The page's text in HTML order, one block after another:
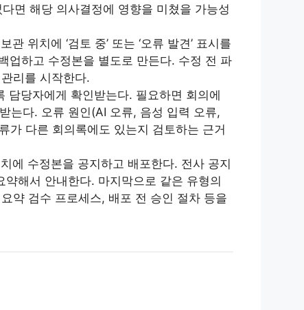
면 해당 의사결정에 영향을 미쳤을 가능성
위치에 ‘검토 중’ 또는 ‘오류 발견’ 표시를
업하고 수정본을 별도로 만든다. 수정 전 파
리를 시작한다.
담당자에게 확인받는다. 필요하면 회의에
는다. 오류 원인(AI 오류, 음성 입력 오류,
가 다른 회의록에도 있는지 검토하는 근거
에 수정본을 공지하고 배포한다. 전사 공지
해서 안내한다. 마지막으로 같은 유형의
약 검수 프로세스, 배포 전 승인 절차 등을